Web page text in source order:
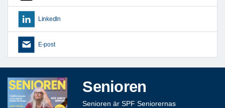
LinkedIn
E-post
Senioren
Senioren är SPF Seniorernas